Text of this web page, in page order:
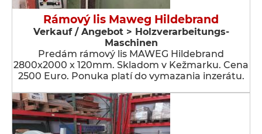
Rámový lis Maweg Hildebrand
Verkauf / Angebot > Holzverarbeitungs-
Maschinen
Predám rámový lis MAWEG Hildebrand
2800x2000 x 120mm. Skladom v Kežmarku. Cena
2500 Euro. Ponuka platí do vymazania inzerátu.